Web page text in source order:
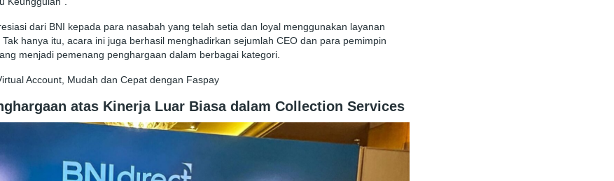
dari BNI kepada para nasabah yang telah setia dan loyal menggunakan layanan
hanya itu, acara ini juga berhasil menghadirkan sejumlah CEO dan para pemimpin
menjadi pemenang penghargaan dalam berbagai kategori.
Account, Mudah dan Cepat dengan Faspay
atas Kinerja Luar Biasa dalam Collection Services